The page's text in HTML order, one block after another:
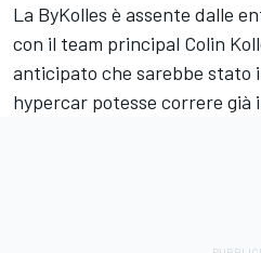
La ByKolles è assente dalle
con il team principal Colin
anticipato che sarebbe stato
hypercar potesse correre già